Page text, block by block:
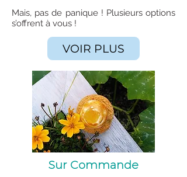
Mais, pas de panique ! Plusieurs options
s’offrent à vous !
VOIR PLUS
Sur Commande